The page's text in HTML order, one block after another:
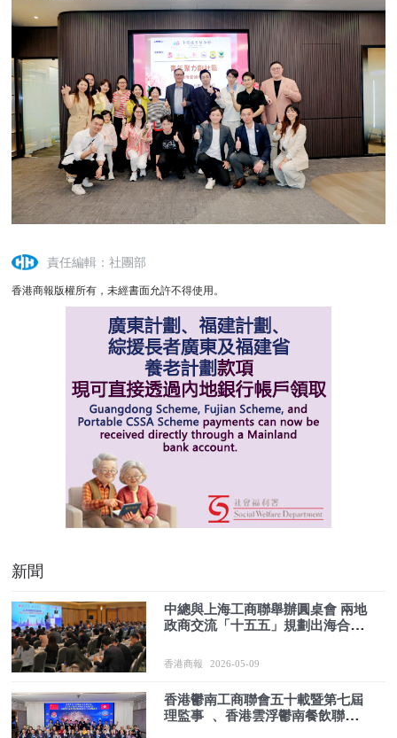
責任編輯：社團部
香港商報版權所有，未經書面允許不得使用。
新聞
中總與上海工商聯舉辦圓桌會 兩地
政商交流「十五五」規劃出海合作
香港商報 2026-05-09
香港鬱南工商聯會五十載暨第七屆
理監事 、香港雲浮鬱南餐飲聯業